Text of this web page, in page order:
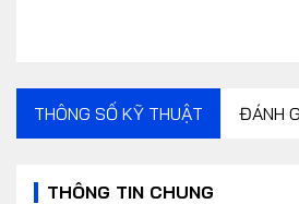
THÔNG SỐ KỸ THUẬT ĐÁNH
THÔNG TIN CHUNG